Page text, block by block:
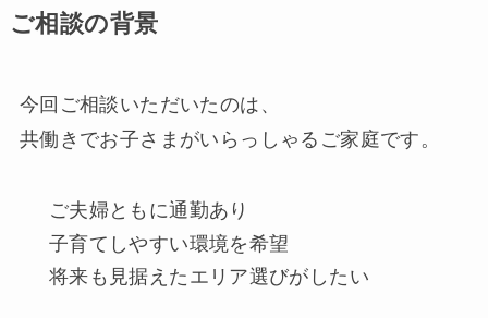
ご相談の背景
今回ご相談いただいたのは、
共働きでお子さまがいらっしゃるご家庭です。
ご夫婦ともに通勤あり
子育てしやすい環境を希望
将来も見据えたエリア選びがしたい